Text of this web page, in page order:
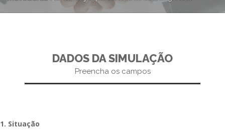
GESCemitério
GESDenúncia
GESDocumental
Eliminar Conta
DADOS DA SIMULAÇÃO
Preencha os campos
1. Situação